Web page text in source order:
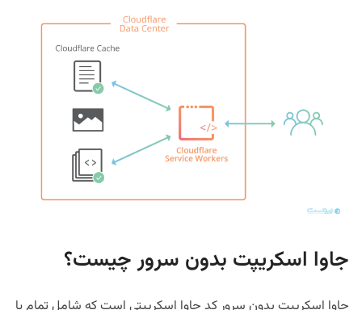
جاوا اسکریپت بدون سرور چیست؟